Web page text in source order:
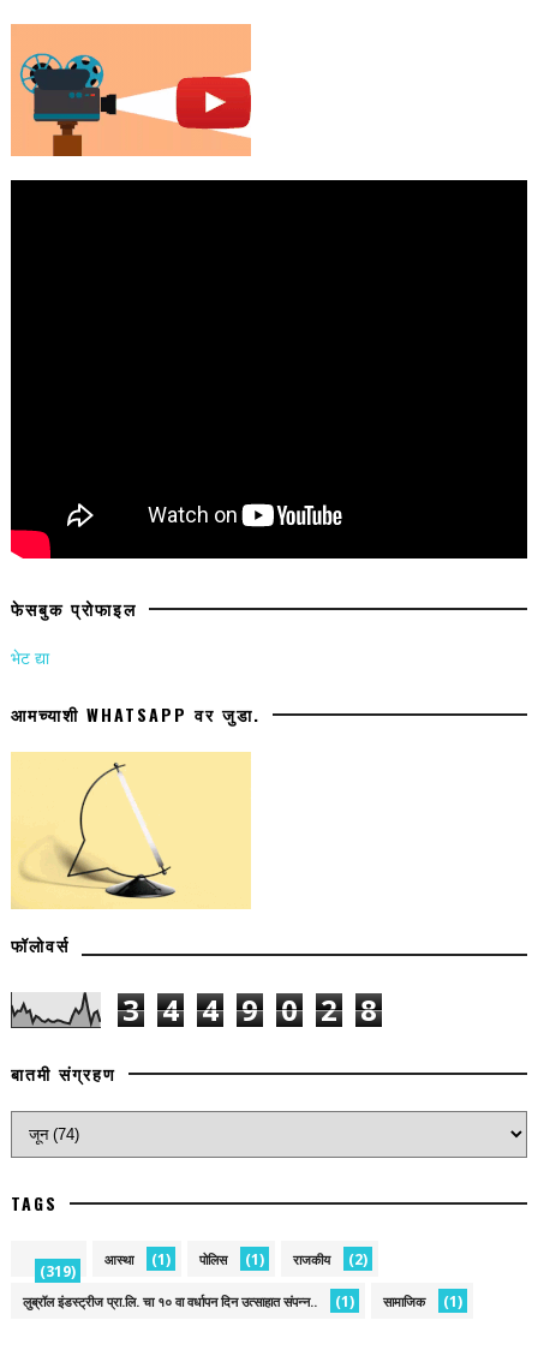
फेसबुक प्रोफाइल
भेट द्या
आमच्याशी WHATSAPP वर जुडा.
फॉलोवर्स
3 4 4 9 0 2 8
बातमी संग्रहण
TAGS
(319)
आस्था (1) पोलिस (1) राजकीय (2)
लुब्रॉल इंडस्ट्रीज प्रा.लि. चा १० वा वर्धापन दिन उत्साहात संपन्न.. (1) सामाजिक (1)